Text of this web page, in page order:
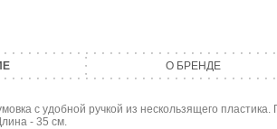
О БРЕНДЕ
с удобной ручкой из нескользящего
- 35 см.